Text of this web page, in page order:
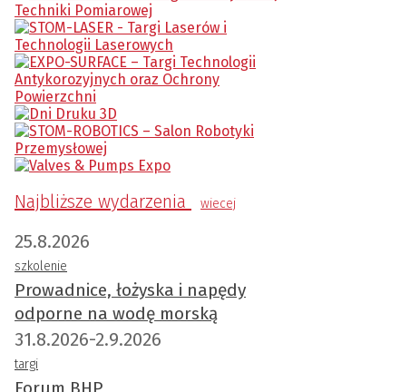
Najbliższe wydarzenia wiecej
25.8.2026
szkolenie
Prowadnice, łożyska i napędy
odporne na wodę morską
31.8.2026-2.9.2026
targi